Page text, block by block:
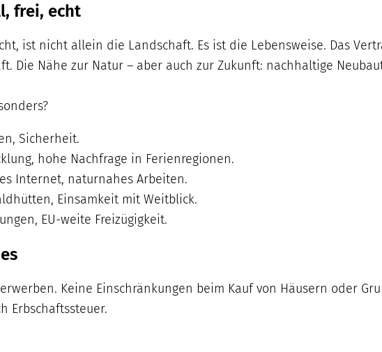
frei, echt
ist nicht allein die Landschaft. Es ist die Lebensweise. Das
Die Nähe zur Natur – aber auch zur Zukunft: nachhaltige
Sicherheit.
hohe Nachfrage in Ferienregionen.
Internet, naturnahes Arbeiten.
Einsamkeit mit Weitblick.
EU-weite Freizügigkeit.
Keine Einschränkungen beim Kauf von Häusern oder
Erbschaftssteuer.